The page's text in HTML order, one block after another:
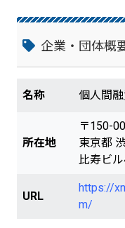
企業・団体概
名称 個人間
所在地
〒150-
東京都
比寿ビ
URL
https://
m/